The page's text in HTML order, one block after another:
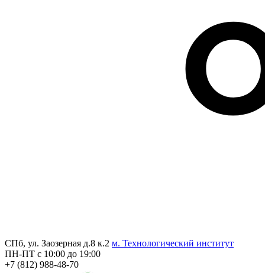
СПб, ул. Заозерная д.8 к.2 м. Технологический институт
ПН-ПТ с 10:00 до 19:00
+7 (812) 988-48-70